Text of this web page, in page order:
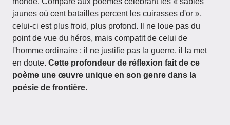
jaunes où cent batailles percent les cuirasses d'or »,
celui-ci est plus froid, plus profond. Il ne loue pas du
point de vue du héros, mais compatit de celui de
l'homme ordinaire ; il ne justifie pas la guerre, il la met
en doute. Cette profondeur de réflexion fait de ce
poème une œuvre unique en son genre dans la
poésie de frontière.